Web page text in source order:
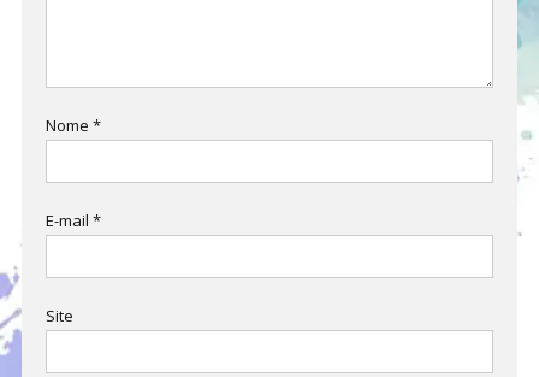
Nome *
E-mail *
Site